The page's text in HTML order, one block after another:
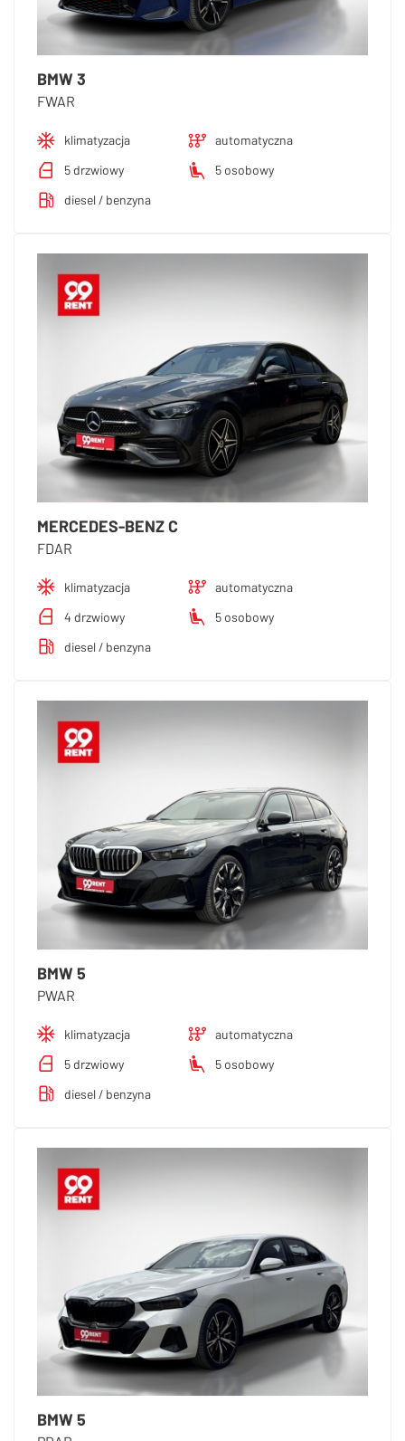
BMW 3
FWAR
klimatyzacja
automatyczna
5 drzwiowy
5 osobowy
diesel / benzyna
MERCEDES-BENZ C
FDAR
klimatyzacja
automatyczna
4 drzwiowy
5 osobowy
diesel / benzyna
BMW 5
PWAR
klimatyzacja
automatyczna
5 drzwiowy
5 osobowy
diesel / benzyna
BMW 5